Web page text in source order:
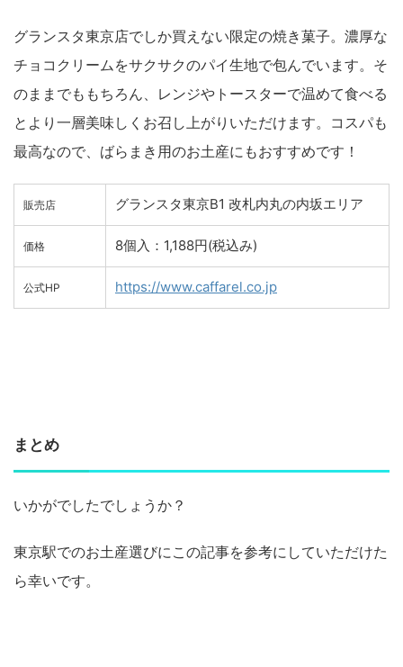
グランスタ東京店でしか買えない限定の焼き菓子。濃厚な
チョコクリームをサクサクのパイ生地で包んでいます。そ
のままでももちろん、レンジやトースターで温めて食べる
とより一層美味しくお召し上がりいただけます。コスパも
最高なので、ばらまき用のお土産にもおすすめです！
販売店 グランスタ東京B1 改札内丸の内坂エリア
価格 8個入：1,188円(税込み)
公式HP https://www.caffarel.co.jp
まとめ
いかがでしたでしょうか？
東京駅でのお土産選びにこの記事を参考にしていただけた
ら幸いです。